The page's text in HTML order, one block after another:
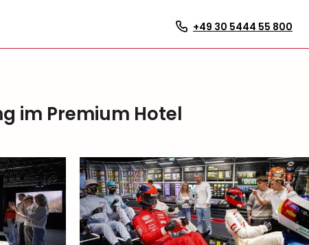
+49 30 5444 55 800
im Premium Hotel